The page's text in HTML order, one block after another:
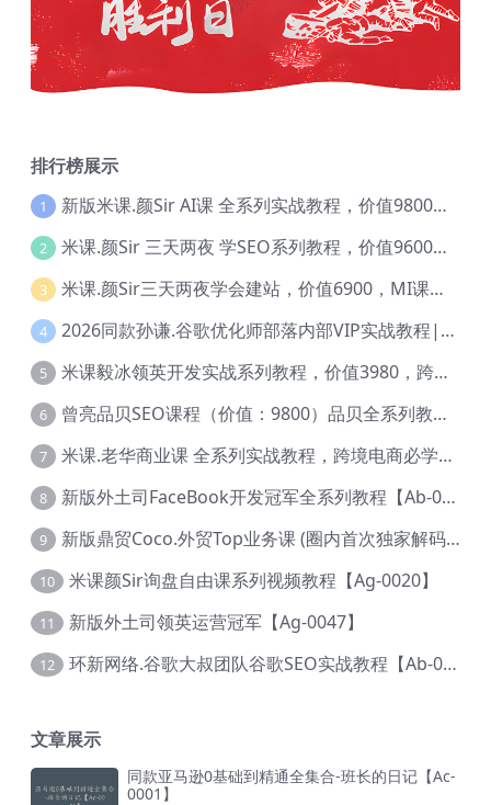
排行榜展示
1 新版米课.颜Sir AI课 全系列实战教程，价值9800，跨境首选！【Ag-0052】
2 米课.颜Sir 三天两夜 学SEO系列教程，价值9600元，跨境人都在学 【Ag-0056】
3 米课.颜Sir三天两夜学会建站，价值6900，MI课甄选课程 【Ag-0055】
4 2026同款孙谦.谷歌优化师部落内部VIP实战教程|价值4999元全网独家解码（官方报名版本）【@034】
5 米课毅冰领英开发实战系列教程，价值3980，跨境必选【Ag-0049】
6 曾亮品贝SEO课程（价值：9800）品贝全系列教程 【Ab-0022】
7 米课.老华商业课 全系列实战教程，跨境电商必学，价值16900元【Ag-0053】
8 新版外土司FaceBook开发冠军全系列教程【Ab-0021】
9 新版鼎贸Coco.外贸Top业务课 (圈内首次独家解码|460节课)【Ag-0091】
10 米课颜Sir询盘自由课系列视频教程【Ag-0020】
11 新版外土司领英运营冠军【Ag-0047】
12 环新网络.谷歌大叔团队谷歌SEO实战教程【Ab-0024】
文章展示
同款亚马逊0基础到精通全集合-班长的日记【Ac-
0001】